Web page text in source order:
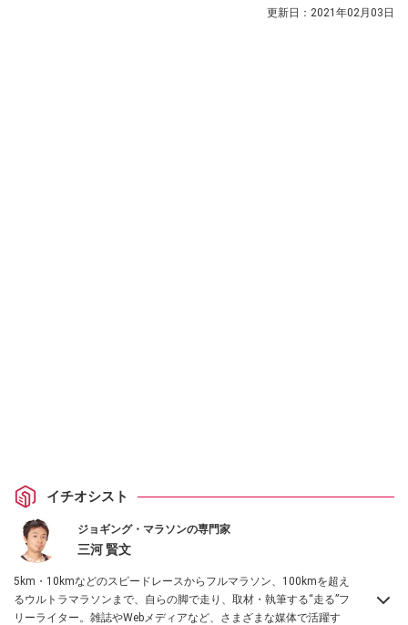
更新日： 2021年02月03日
イチオシスト
ジョギング・マラソンの専門家
三河 賢文
5km・10kmなどのスピードレースからフルマラソン、100kmを超え
るウルトラマラソンまで、自らの脚で走り、取材・執筆する“走る”フ
リーライター。雑誌やWebメディアなど、さまざまな媒体で活躍す